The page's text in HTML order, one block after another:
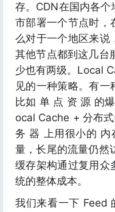
存。CDN在国内各个
市部署一个节点时，
么对于一个地区来说
其他节点都到这几台
少也有两级。Local
见的一种策略。有一
比如 单 点 资 源 的
ocal Cache + 分布
务 器 上用很小的 内
量，长尾的流量仍然
缓存架构通过复用众
统的整体成本。
我们来看一下 Feed